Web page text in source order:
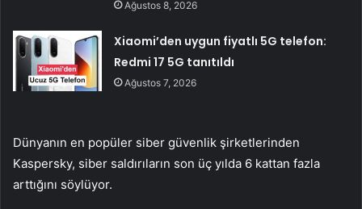
Ağustos 8, 2026
Xiaomi’den uygun fiyatlı 5G telefon:
Redmi 17 5G tanıtıldı
Ağustos 7, 2026
Dünyanın en popüler siber güvenlik şirketlerinden
Kaspersky, siber saldırıların son üç yılda 6 kattan fazla
arttığını söylüyor.